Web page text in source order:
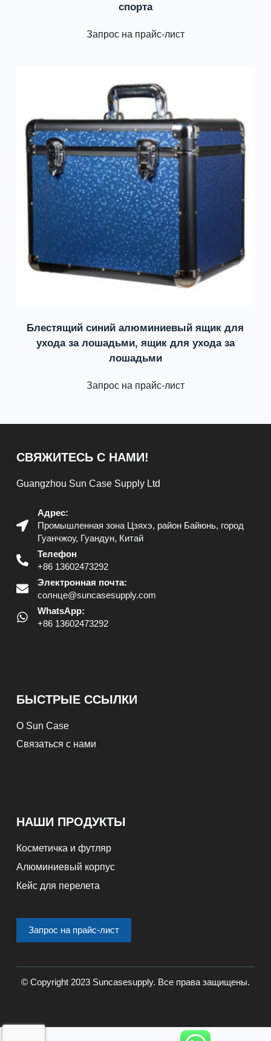
спорта
Запрос на прайс-лист
Блестящий синий алюминиевый ящик для
ухода за лошадьми, ящик для ухода за
лошадьми
Запрос на прайс-лист
СВЯЖИТЕСЬ С НАМИ!
Guangzhou Sun Case Supply Ltd
Адрес:
Промышленная зона Цзяхэ, район Байюнь, город
Гуанчжоу, Гуандун, Китай
Телефон
+86 13602473292
Электронная почта:
солнце@suncasesupply.com
WhatsApp:
+86 13602473292
БЫСТРЫЕ ССЫЛКИ
О Sun Case
Связаться с нами
НАШИ ПРОДУКТЫ
Косметичка и футляр
Алюминиевый корпус
Кейс для перелета
Запрос на прайс-лист
© Copyright 2023 Suncasesupply. Все права защищены.